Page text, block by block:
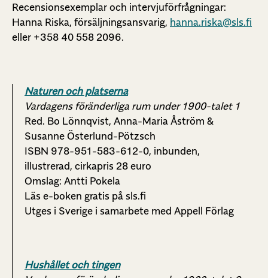
Recensionsexemplar och intervjuförfrågningar:
Hanna Riska, försäljningsansvarig, hanna.riska@sls.fi
eller +358 40 558 2096.
Naturen och platserna
Vardagens föränderliga rum under 1900-talet 1
Red. Bo Lönnqvist, Anna-Maria Åström &
Susanne Österlund-Pötzsch
ISBN 978-951-583-612-0, inbunden,
illustrerad, cirkapris 28 euro
Omslag: Antti Pokela
Läs e-boken gratis på sls.fi
Utges i Sverige i samarbete med Appell Förlag
Hushållet och tingen